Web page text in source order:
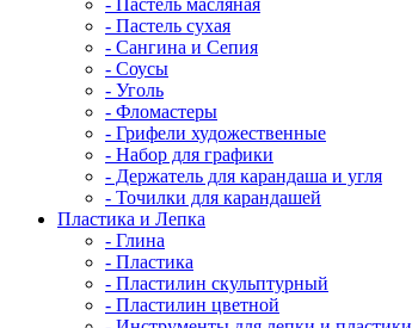
- Пастель масляная
- Пастель сухая
- Сангина и Сепия
- Соусы
- Уголь
- Фломастеры
- Грифели художественные
- Набор для графики
- Держатель для карандаша и угля
- Точилки для карандашей
Пластика и Лепка
- Глина
- Пластика
- Пластилин скульптурный
- Пластилин цветной